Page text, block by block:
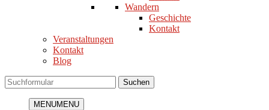
Wandern
Geschichte
Kontakt
Veranstaltungen
Kontakt
Blog
Suchen
MENUMENU